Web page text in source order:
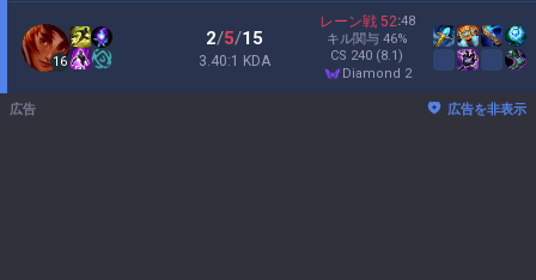
16
2/5/15
3.40:1 KDA
レーン戦 52:48
キル関与 46%
CS 240 (8.1)
diamond 2
広告 広告を非表示